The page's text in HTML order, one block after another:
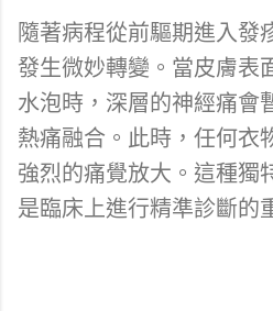
隨著病程從前驅期進入發
發生微妙轉變。當皮膚表
水泡時，深層的神經痛會
熱痛融合。此時，任何衣
強烈的痛覺放大。這種獨
是臨床上進行精準診斷的